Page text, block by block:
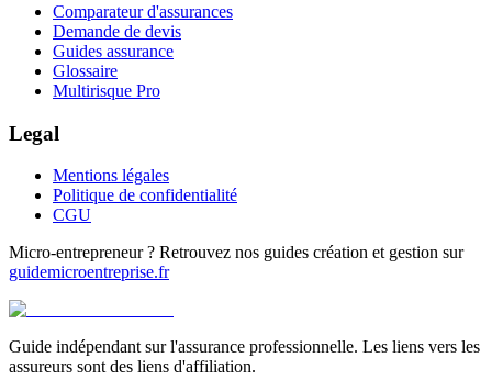
Comparateur d'assurances
Demande de devis
Guides assurance
Glossaire
Multirisque Pro
Legal
Mentions légales
Politique de confidentialité
CGU
Micro-entrepreneur ? Retrouvez nos guides création et gestion sur
guidemicroentreprise.fr
Guide indépendant sur l'assurance professionnelle. Les liens vers les
assureurs sont des liens d'affiliation.